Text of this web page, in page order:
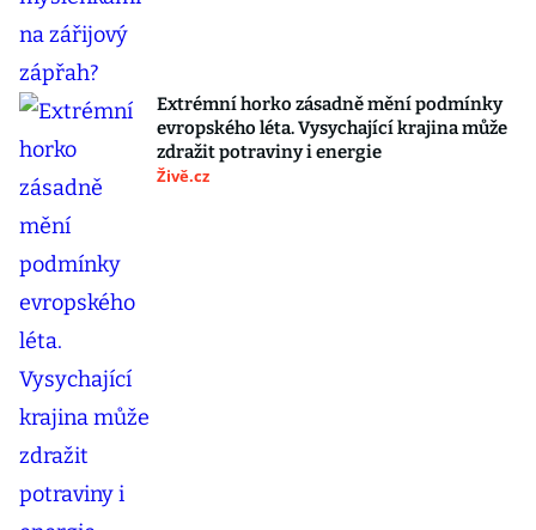
Extrémní horko zásadně mění podmínky
evropského léta. Vysychající krajina může
zdražit potraviny i energie
Živě.cz